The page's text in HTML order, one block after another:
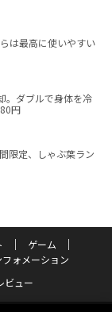
は最高に使いやすい
。ダブルで身体を冷
円
限定、しゃぶ葉ラン
ゲーム
フォメーション
ビュー